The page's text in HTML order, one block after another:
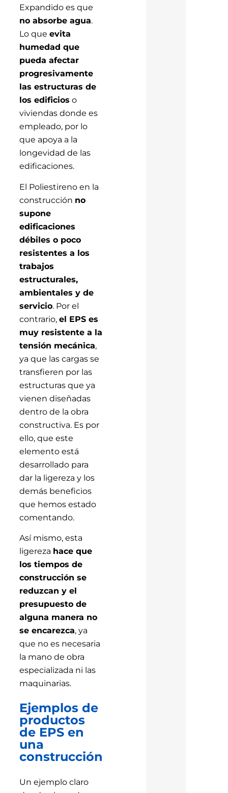
Expandido es que
no absorbe agua.
Lo que evita
humedad que
pueda afectar
progresivamente
las estructuras de
los edificios o
viviendas donde es
empleado, por lo
que apoya a la
longevidad de las
edificaciones.
El Poliestireno en la
construcción no
supone
edificaciones
débiles o poco
resistentes a los
trabajos
estructurales,
ambientales y de
servicio. Por el
contrario, el EPS es
muy resistente a la
tensión mecánica,
ya que las cargas se
transfieren por las
estructuras que ya
vienen diseñadas
dentro de la obra
constructiva. Es por
ello, que este
elemento está
desarrollado para
dar la ligereza y los
demás beneficios
que hemos estado
comentando.
Así mismo, esta
ligereza hace que
los tiempos de
construcción se
reduzcan y el
presupuesto de
alguna manera no
se encarezca, ya
que no es necesaria
la mano de obra
especializada ni las
maquinarias.
Ejemplos de
productos
de EPS en
una
construcción
Un ejemplo claro